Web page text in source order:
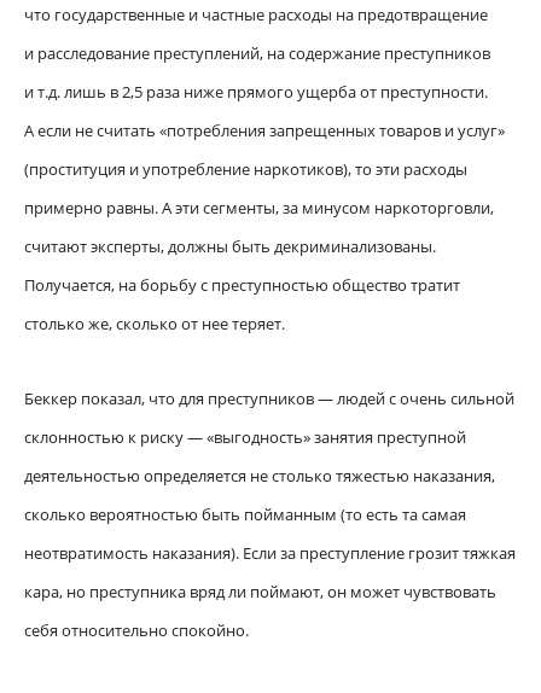
что государственные и частные расходы на предотвращение
и расследование преступлений, на содержание преступников
и т.д. лишь в 2,5 раза ниже прямого ущерба от преступности.
А если не считать «потребления запрещенных товаров и услуг»
(проституция и употребление наркотиков), то эти расходы
примерно равны. А эти сегменты, за минусом наркоторговли,
считают эксперты, должны быть декриминализованы.
Получается, на борьбу с преступностью общество тратит
столько же, сколько от нее теряет.
Беккер показал, что для преступников — людей с очень сильной
склонностью к риску — «выгодность» занятия преступной
деятельностью определяется не столько тяжестью наказания,
сколько вероятностью быть пойманным (то есть та самая
неотвратимость наказания). Если за преступление грозит тяжкая
кара, но преступника вряд ли поймают, он может чувствовать
себя относительно спокойно.